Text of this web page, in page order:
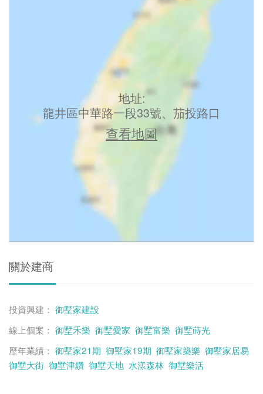
地址:
龍井區中華路一段33號、茄投路口
查看地圖
關於建商
投資興建： 御墅家建設
線上個案： 御墅禾樂 御墅愛家 御墅富樂 御墅蒔光
歷年業績： 御墅家21期 御墅家19期 御墅家築樂 御墅家居易
御墅大街 御墅津鑽 御墅天地 水漾森林 御墅樂活